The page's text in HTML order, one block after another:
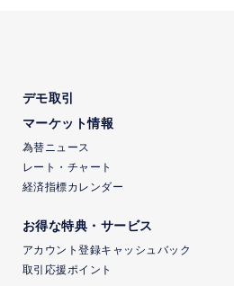
デモ取引
マーケット情報
為替ニュース
レート・チャート
経済指標カレンダー
お得な特典・サービス
アカウント登録キャッシュバック
取引応援ポイント